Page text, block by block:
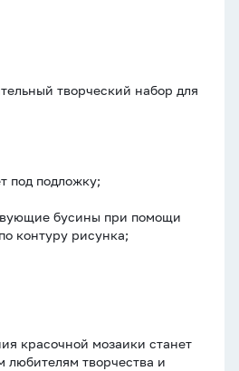
творческий набор для
под подложку;
бусины при помощи
контуру рисунка;
красочной мозаики станет
любителям творчества и